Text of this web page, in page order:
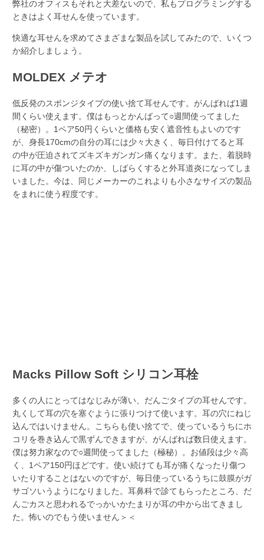
弊社のオフィスもそれと大差ないので、私もプログラミングする
ときはよく耳せんを使っています。
快適な耳せんを求めてさまざまな製品を試してみたので、いくつ
か紹介しましょう。
MOLDEX メテオ
低反発のスポンジタイプの使い捨て耳せんです。がんばれば1週
間くらい使えます。僕はもっとかんばって○週間使ってました
（秘密）。1ペア50円くらいと価格も安く遮音性もよいのです
が、身長170cmの自分の耳には少々大きく、毎日付けてると耳
の中が圧迫されてズキズキガンガン痛くなります。また、着脱時
に耳の中が傷ついたのか、しばらくすると外耳道炎になってしま
いました。今は、同じメーカーのこれよりも小さなサイズの製品
をまれに使う程度です。
Macks Pillow Soft シリコン耳栓
多くの人にとってはなじみが薄い、だんごタイプの耳せんです。
丸くして耳の穴を塞ぐように張りつけて使います。耳の穴にねじ
込んではいけません。こちらも使い捨てで、使っているうちにホ
コリを巻き込んで黒ずんできますが、がんばれば数日使えます。
僕は努力家なので○週間使ってました（極秘）。お値段は少々高
く、1ペア150円ほどです。使い続けても耳が痛くなったり傷つ
いたりすることはないのですが、毎日使っているうちに鼓膜がガ
サゴソいうようになりました。耳鼻科で診てもらったところ、だ
んごカスと思われるでっかいかたまりが耳の中から出てきまし
た。怖いのでもう使いません＞＜